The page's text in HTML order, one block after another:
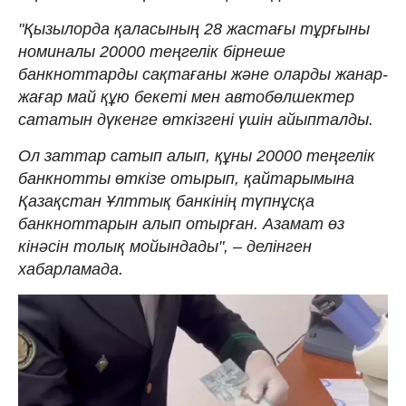
"Қызылорда қаласының 28 жастағы тұрғыны
номиналы 20000 теңгелік бірнеше
банкноттарды сақтағаны және оларды жанар-
жағар май құю бекеті мен автобөлшектер
сататын дүкенге өткізгені үшін айыпталды.
Ол заттар сатып алып, құны 20000 теңгелік
банкнотты өткізе отырып, қайтарымына
Қазақстан Ұлттық банкінің түпнұсқа
банкноттарын алып отырған. Азамат өз
кінәсін толық мойындады", – делінген
хабарламада.